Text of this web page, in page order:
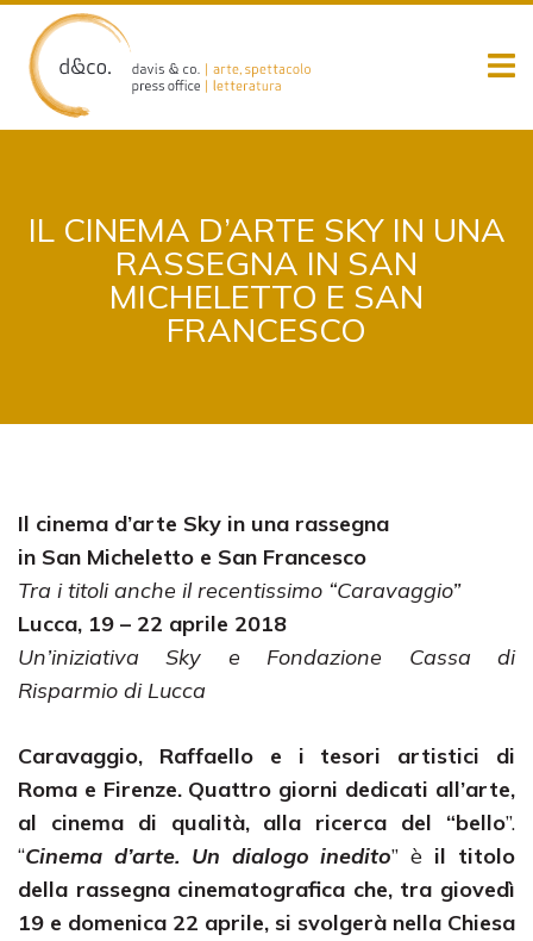
content
IL CINEMA D’ARTE SKY IN UNA
RASSEGNA IN SAN
MICHELETTO E SAN
FRANCESCO
Il cinema d’arte Sky in una rassegna
in San Micheletto e San Francesco
Tra i titoli anche il recentissimo “Caravaggio”
Lucca, 19 – 22 aprile 2018
Un’iniziativa Sky e Fondazione Cassa di
Risparmio di Lucca
Caravaggio, Raffaello e i tesori artistici di
Roma e Firenze. Quattro giorni dedicati all’arte,
al cinema di qualità, alla ricerca del “bello”.
“Cinema d’arte. Un dialogo inedito” è il titolo
della rassegna cinematografica che, tra giovedì
19 e domenica 22 aprile, si svolgerà nella Chiesa